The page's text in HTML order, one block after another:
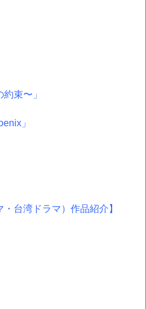
束〜」
」
・台湾ドラマ）作品紹介】